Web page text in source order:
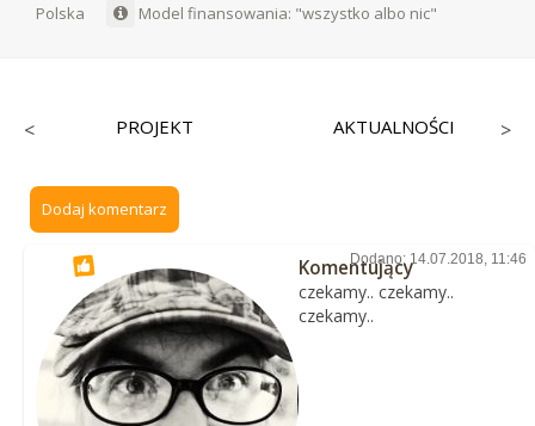
Polska
Model finansowania: "wszystko albo nic"
< PROJEKT AKTUALNOŚCI >
Dodaj komentarz
Dodano: 14.07.2018, 11:46
Komentujący
czekamy.. czekamy..
czekamy..